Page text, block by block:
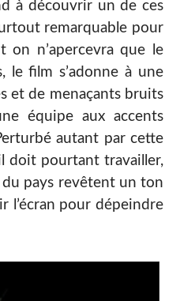
à découvrir un de ces
remarquable pour
on n’apercevra que le
le film s’adonne à une
et de menaçants bruits
équipe aux accents
autant par cette
doit pourtant travailler,
du pays revêtent un ton
l’écran pour dépeindre